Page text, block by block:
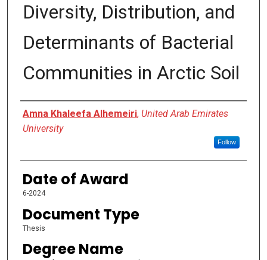
Diversity, Distribution, and
Determinants of Bacterial
Communities in Arctic Soil
Author
Amna Khaleefa Alhemeiri, United Arab Emirates
University
Follow
Date of Award
6-2024
Document Type
Thesis
Degree Name